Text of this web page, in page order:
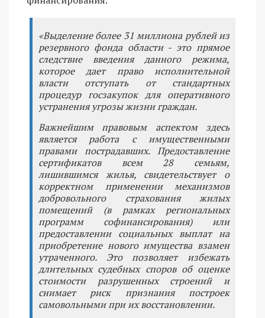
«Выделение более 31 миллиона рублей из
резервного фонда области - это прямое
следствие введения данного режима,
которое дает право исполнительной
власти отступать от стандартных
процедур госзакупок для оперативного
устранения угрозы жизни граждан.
Важнейшим правовым аспектом здесь
является работа с имущественными
правами пострадавших. Предоставление
сертификатов всем 28 семьям,
лишившимся жилья, свидетельствует о
корректном применении механизмов
добровольного страхования жилых
помещений (в рамках региональных
программ софинансирования) или
предоставлении социальных выплат на
приобретение нового имущества взамен
утраченного. Это позволяет избежать
длительных судебных споров об оценке
стоимости разрушенных строений и
снимает риск признания построек
самовольными при их восстановлении.